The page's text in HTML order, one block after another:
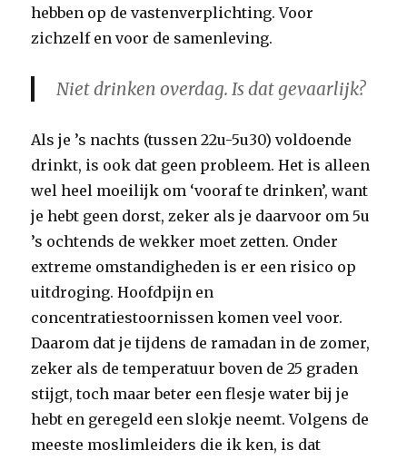
hebben op de vastenverplichting. Voor
zichzelf en voor de samenleving.
Niet drinken overdag. Is dat gevaarlijk?
Als je ’s nachts (tussen 22u-5u30) voldoende
drinkt, is ook dat geen probleem. Het is alleen
wel heel moeilijk om ‘vooraf te drinken’, want
je hebt geen dorst, zeker als je daarvoor om 5u
’s ochtends de wekker moet zetten. Onder
extreme omstandigheden is er een risico op
uitdroging. Hoofdpijn en
concentratiestoornissen komen veel voor.
Daarom dat je tijdens de ramadan in de zomer,
zeker als de temperatuur boven de 25 graden
stijgt, toch maar beter een flesje water bij je
hebt en geregeld een slokje neemt. Volgens de
meeste moslimleiders die ik ken, is dat